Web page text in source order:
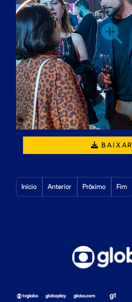
BAIXAR
Início Anterior Próximo Fim